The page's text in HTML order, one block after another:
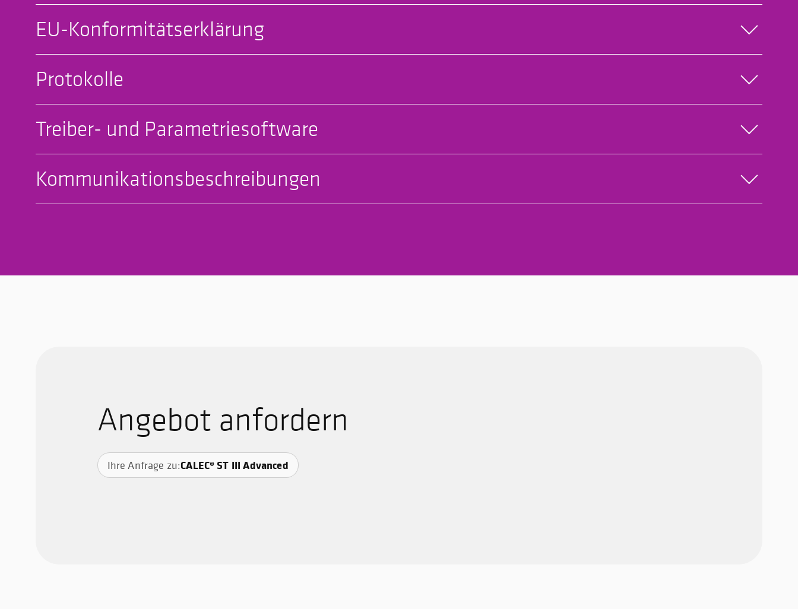
EU-Konformitätserklärung
Protokolle
Treiber- und Parametriesoftware
Kommunikationsbeschreibungen
Angebot anfordern
Ihre Anfrage zu:CALEC® ST III Advanced